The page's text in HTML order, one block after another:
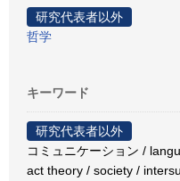
研究代表者以外
哲学
キーワード
研究代表者以外
コミュニケーション /
act theory / society /